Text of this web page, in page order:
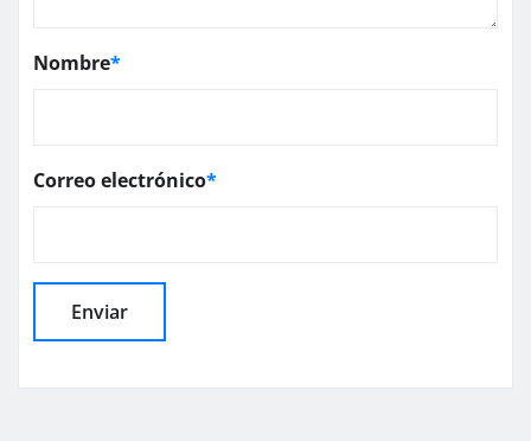
Nombre*
Correo electrónico*